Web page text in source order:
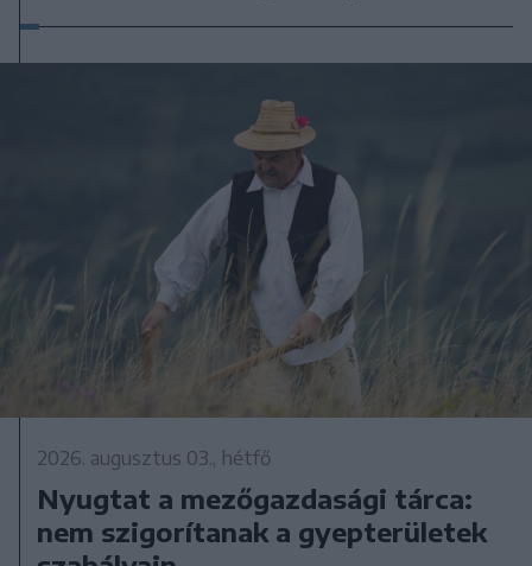
2026. augusztus 03., hétfő
Nyugtat a mezőgazdasági tárca:
nem szigorítanak a gyepterületek